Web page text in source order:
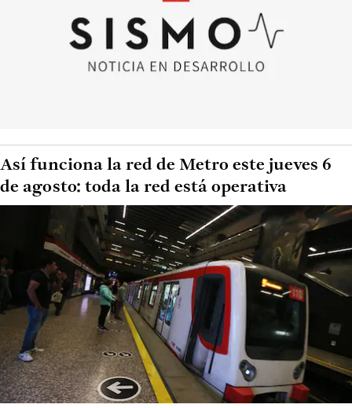
Así funciona la red de Metro este jueves 6
de agosto: toda la red está operativa